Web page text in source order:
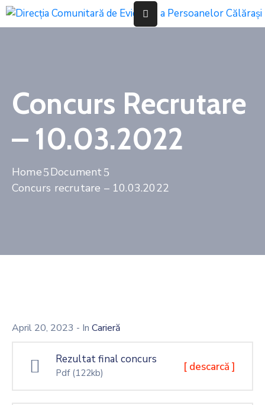
De
Interes
Despre
Stare
Civilă
Transparenta
Concurs Recrutare
– 10.03.2022
Home
Document
Concurs recrutare – 10.03.2022
April 20, 2023 - In Carieră
Rezultat final concurs
Pdf (122kb) [ descarcă ]